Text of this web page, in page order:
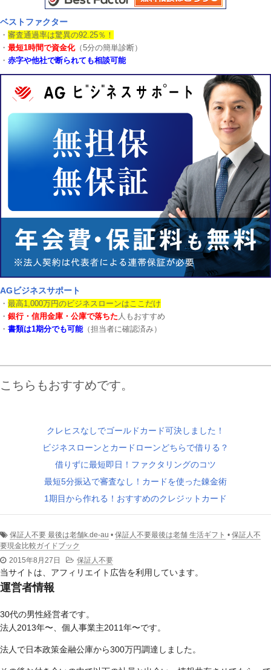
ベストファクター
・ 審査通過率は驚異の92.25％！
・ 最短1時間で資金化（5分の簡単診断）
・ 赤字や他社で断られても相談可能
AGビジネスサポート
・ 最高1,000万円のビジネスローンはここだけ
・ 銀行・信用金庫・公庫で落ちた 人もおすすめ
・ 書類は1期分でも可能 （担当者に確認済み）
こちらもおすすめです。
クレヒスなしでゴールドカード可決しました！
ビジネスローンとカードローンどちらで借りる？
借りずに最短即日！ファクタリングのコツ
最短5分振込で審査なし！カードを使った錬金術
1期目から作れる！おすすめのクレジットカード
保証人不要 最後は老舗k.de-au • 保証人不要最後は老舗 生活ギフト • 保証人不
要現金比較ガイドブック
2015年8月27日
保証人不要
当サイトは、アフィリエイト広告を利用しています。
運営者情報
30代の男性経営者です。
法人2013年〜、個人事業主2011年〜です。
法人で日本政策金融公庫から300万円調達しました。